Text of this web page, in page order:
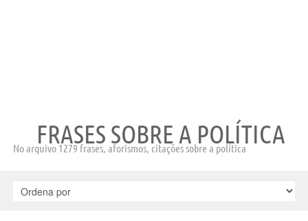
FRASES SOBRE A POLÍTICA
No arquivo 1279 frases, aforismos, citações sobre a política